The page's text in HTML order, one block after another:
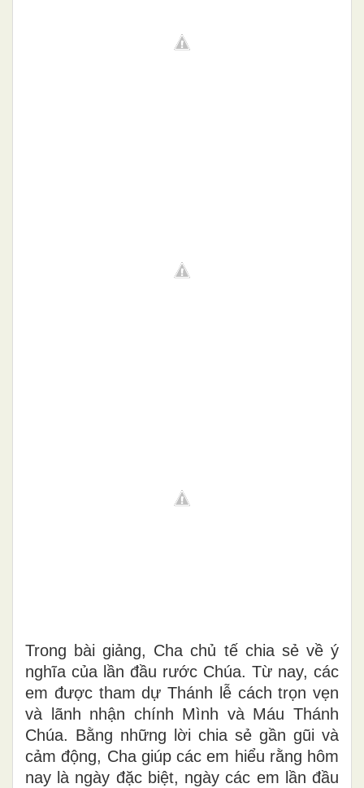
Trong bài giảng, Cha chủ tế chia sẻ về ý
nghĩa của lần đầu rước Chúa. Từ nay, các
em được tham dự Thánh lễ cách trọn vẹn
và lãnh nhận chính Mình và Máu Thánh
Chúa. Bằng những lời chia sẻ gần gũi và
cảm động, Cha giúp các em hiểu rằng hôm
nay là ngày đặc biệt, ngày các em lần đầu